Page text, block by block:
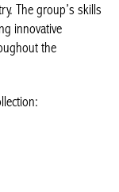
The group’s skills
innovative
the